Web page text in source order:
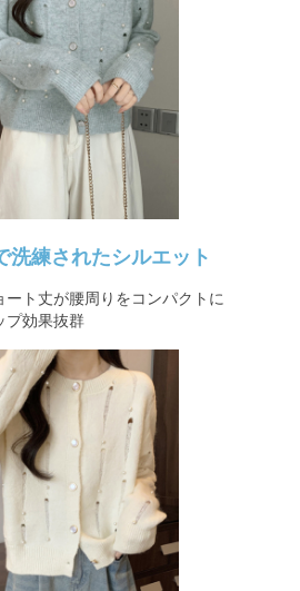
洗練されたシルエット
ト丈が腰周りをコンパクトに
プ効果抜群